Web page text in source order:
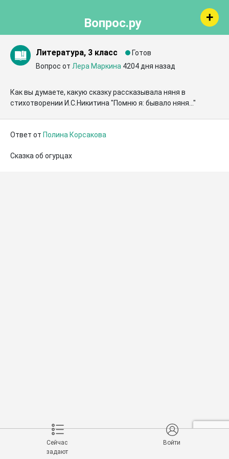
Вопрос.ру
Литература, 3 класс
Готов
Вопрос от Лера Маркина 4204 дня назад
Как вы думаете, какую сказку рассказывала няня в
стихотворении И.С.Никитина "Помню я: бывало няня..."
Ответ от Полина Корсакова
Сказка об огурцах
Сейчас
задают
Войти